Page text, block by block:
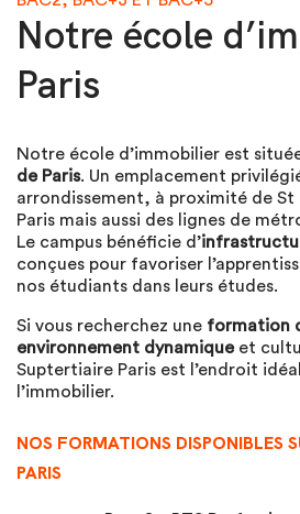
Notre école
Paris
Notre école d’immobilier est
de Paris. Un emplacement
arrondissement, à proximité de St
Paris mais aussi des lignes de
Le campus bénéficie d’
conçues pour favoriser
nos étudiants dans leurs études.
Si vous recherchez une formation
environnement dynamiqueet
Suptertiaire Paris est l’endroit
l’immobilier.
NOS FORMATIONS DISPONIBLES
PARIS